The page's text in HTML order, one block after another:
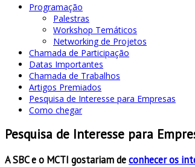
Programação
Palestras
Workshop Temáticos
Networking de Projetos
Chamada de Participação
Datas Importantes
Chamada de Trabalhos
Artigos Premiados
Pesquisa de Interesse para Empresas
Como chegar
Pesquisa de Interesse para
A SBC e o MCTI gostariam deconhecer os